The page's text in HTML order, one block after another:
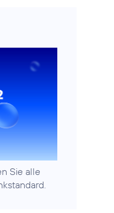
Sie alle